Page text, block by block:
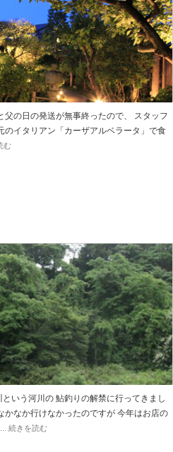
父の日の発送が無事終ったので、 スタッフ
のイタリアン「カーザアルベラータ」で食
む
いう河川の 鮎釣りの解禁に行ってきまし
かなか行けなかったのですが 今年はお店の
... 続きを読む